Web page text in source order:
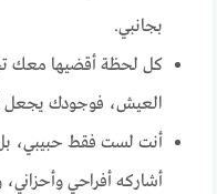
بجانبي.
كل لحظة أقضيها معك
العيش، فوجودك يجعل
أنت لست فقط حبيبي،
أشاركه أفراحي